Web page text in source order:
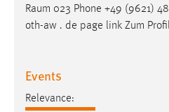
Raum 023 Phone +49 (9621)
oth-aw . de page link Zum
Events
Relevance: